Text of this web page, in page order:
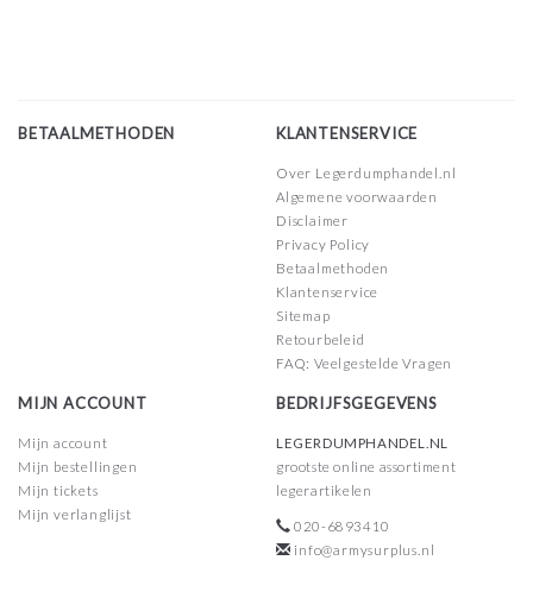
BETAALMETHODEN KLANTENSERVICE
Over Legerdumphandel.nl
Algemene voorwaarden
Disclaimer
Privacy Policy
Betaalmethoden
Klantenservice
Sitemap
Retourbeleid
FAQ: Veelgestelde Vragen
MIJN ACCOUNT
Mijn account
Mijn bestellingen
Mijn tickets
Mijn verlanglijst
BEDRIJFSGEGEVENS
LEGERDUMPHANDEL.NL
grootste online assortiment
legerartikelen
020-6893410
info@armysurplus.nl